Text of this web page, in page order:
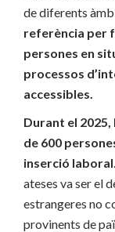
de diferents
referència per
persones en
processos
accessibles.
Durant el 2025,
de 600
inserció laboral
ateses va ser el
estrangeres no
provinents de